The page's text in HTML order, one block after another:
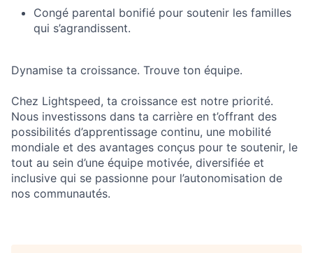
Congé parental bonifié pour soutenir les familles
qui s’agrandissent.
Dynamise ta croissance. Trouve ton équipe.
Chez Lightspeed, ta croissance est notre priorité.
Nous investissons dans ta carrière en t’offrant des
possibilités d’apprentissage continu, une mobilité
mondiale et des avantages conçus pour te soutenir, le
tout au sein d’une équipe motivée, diversifiée et
inclusive qui se passionne pour l’autonomisation de
nos communautés.